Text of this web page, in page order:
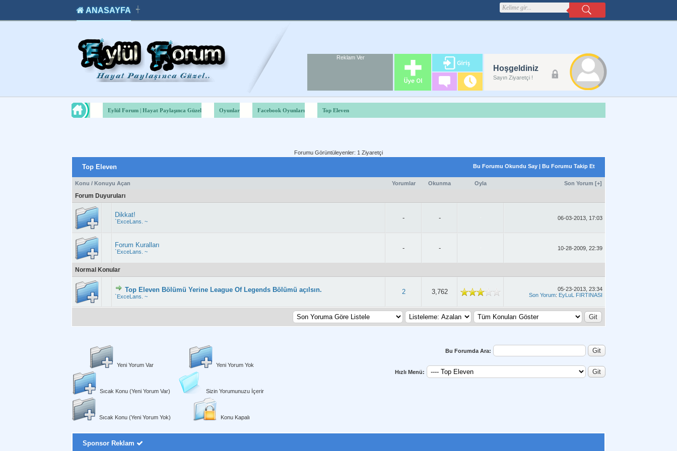
satın
takipçi
ANASAYFA ┽
Hoşgeldiniz
Sayın Ziyaretçi !
Reklam Ver
Forum
Reklam Alanı
Eylül Forum | Hayat Paylaşınca Güzel Oyunlar Facebook Oyunları Top Eleven
Forumu Görüntüleyenler: 1 Ziyaretçi
Bu Forumu Okundu Say | Bu Forumu Takip Et
Top Eleven
Konu / Konuyu Açan Yorumlar Okunma Oyla Son Yorum [+]
Forum Duyuruları
Dikkat!
`ExceLans. ~ - - 06-03-2013, 17:03
Forum Kuralları
`ExceLans. ~ - - 10-28-2009, 22:39
Normal Konular
Top Eleven Bölümü Yerine League Of Legends Bölümü açılsın.
`ExceLans. ~
2 3,762
Derecelendirme: 2.56/5 - 45 oy
05-23-2013, 23:34
Son Yorum: EyLuL FIRTINASI
Yeni Yorum Var
Sıcak Konu (Yeni Yorum Var)
Sıcak Konu (Yeni Yorum Yok)
Yeni Yorum Yok
Sizin Yorumunuzu İçerir
Konu Kapalı
Bu Forumda Ara:
Hızlı Menü:
Sponsor Reklam